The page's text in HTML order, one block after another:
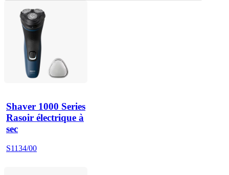
Shaver 1000 Series
Rasoir électrique à
sec
S1134/00